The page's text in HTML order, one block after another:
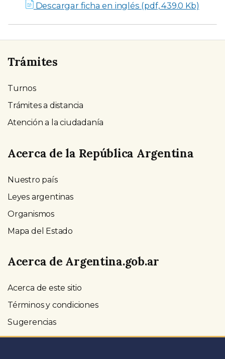
Descargar ficha en inglés (pdf, 439.0 Kb)
Trámites
Turnos
Trámites a distancia
Atención a la ciudadanía
Acerca de la República Argentina
Nuestro país
Leyes argentinas
Organismos
Mapa del Estado
Acerca de Argentina.gob.ar
Acerca de este sitio
Términos y condiciones
Sugerencias